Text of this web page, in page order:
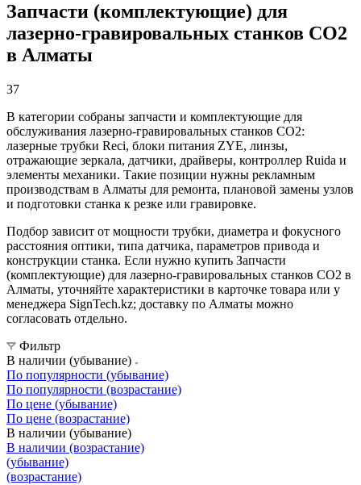
Запчасти (комплектующие) для
лазерно-гравировальных станков CO2
в Алматы
37
В категории собраны запчасти и комплектующие для
обслуживания лазерно-гравировальных станков CO2:
лазерные трубки Reci, блоки питания ZYE, линзы,
отражающие зеркала, датчики, драйверы, контроллер Ruida и
элементы механики. Такие позиции нужны рекламным
производствам в Алматы для ремонта, плановой замены узлов
и подготовки станка к резке или гравировке.
Подбор зависит от мощности трубки, диаметра и фокусного
расстояния оптики, типа датчика, параметров привода и
конструкции станка. Если нужно купить Запчасти
(комплектующие) для лазерно-гравировальных станков CO2 в
Алматы, уточняйте характеристики в карточке товара или у
менеджера SignTech.kz; доставку по Алматы можно
согласовать отдельно.
Фильтр
В наличии (убывание)
По популярности (убывание)
По популярности (возрастание)
По цене (убывание)
По цене (возрастание)
В наличии (убывание)
В наличии (возрастание)
(убывание)
(возрастание)